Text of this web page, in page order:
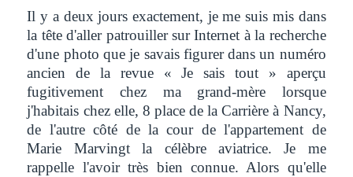
Il y a deux jours exactement, je me suis mis dans
la tête d'aller patrouiller sur Internet à la recherche
d'une photo que je savais figurer dans un numéro
ancien de la revue « Je sais tout » aperçu
fugitivement chez ma grand-mère lorsque
j'habitais chez elle, 8 place de la Carrière à Nancy,
de l'autre côté de la cour de l'appartement de
Marie Marvingt la célèbre aviatrice. Je me
rappelle l'avoir très bien connue. Alors qu'elle